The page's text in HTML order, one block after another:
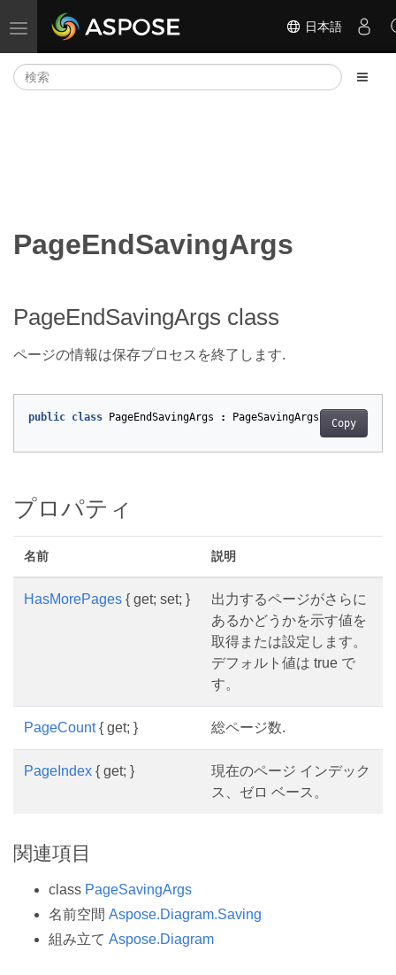
ナビゲーションの切り替え 日本語
PageEndSavingArgs
PageEndSavingArgs class
ページの情報は保存プロセスを終了します.
Copy
public class PageEndSavingArgs : PageSavingArgs
プロパティ
名前 説明
HasMorePages { get; set; }
出力するページがさらに
あるかどうかを示す値を
取得または設定します。
デフォルト値は true で
す。
PageCount{ get; } 総ページ数.
PageIndex { get; }
現在のページ インデック
ス、ゼロ ベース。
関連項目
class PageSavingArgs
名前空間 Aspose.Diagram.Saving
組み立て Aspose.Diagram